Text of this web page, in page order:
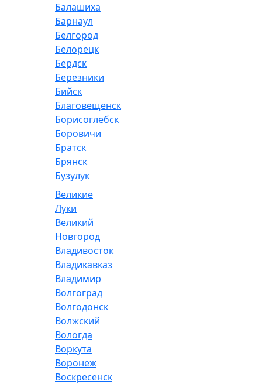
Балашиха
Барнаул
Белгород
Белорецк
Бердск
Березники
Бийск
Благовещенск
Борисоглебск
Боровичи
Братск
Брянск
Бузулук
Великие
Луки
Великий
Новгород
Владивосток
Владикавказ
Владимир
Волгоград
Волгодонск
Волжский
Вологда
Воркута
Воронеж
Воскресенск